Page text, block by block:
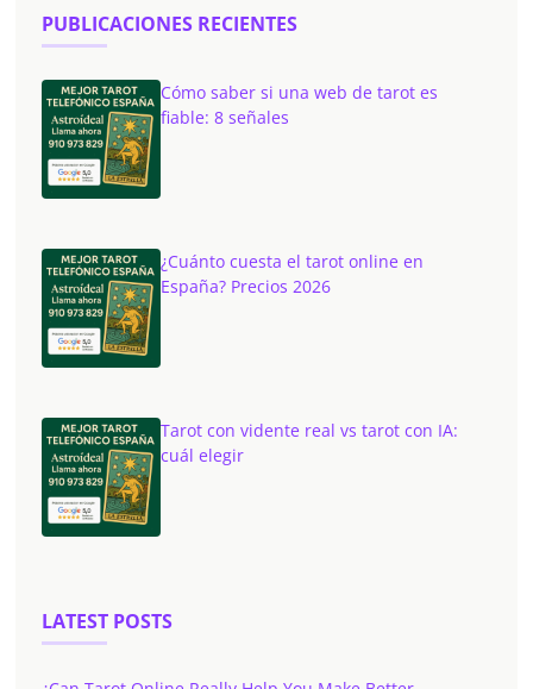
PUBLICACIONES RECIENTES
Cómo saber si una web de tarot es
fiable: 8 señales
¿Cuánto cuesta el tarot online en
España? Precios 2026
Tarot con vidente real vs tarot con IA:
cuál elegir
LATEST POSTS